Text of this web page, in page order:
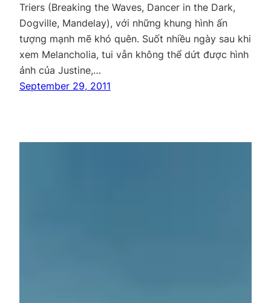
Triers (Breaking the Waves, Dancer in the Dark,
Dogville, Mandelay), với những khung hình ấn
tượng mạnh mẽ khó quên. Suốt nhiều ngày sau khi
xem Melancholia, tui vẫn không thể dứt được hình
ảnh của Justine,…
September 29, 2011